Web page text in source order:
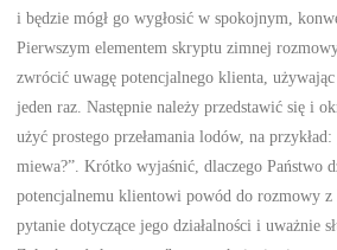
i będzie mógł go wygłosić w spokojnym,
Pierwszym elementem skryptu zimnej
zwrócić uwagę potencjalnego klienta,
jeden raz. Następnie należy przedstawić się i
użyć prostego przełamania lodów, na
miewa?”. Krótko wyjaśnić, dlaczego Państwo
potencjalnemu klientowi powód do rozmowy z
pytanie dotyczące jego działalności i uważnie